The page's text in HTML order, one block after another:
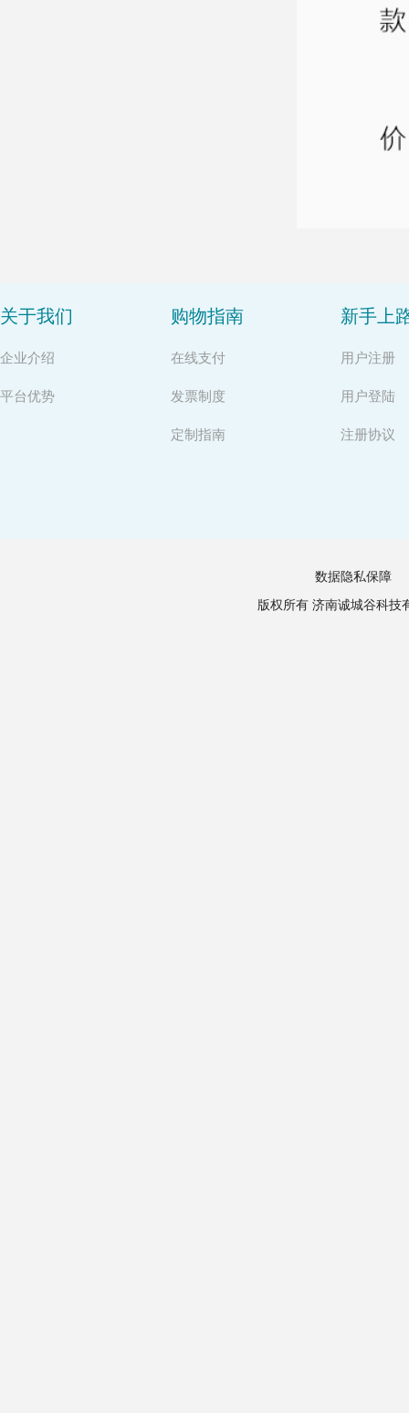
关于我们
企业介绍
平台优势
购物指南
在线支付
发票制度
定制指南
新手上
用户注册
用户登陆
注册协议
数据隐私保障
版权所有 济南诚城谷科技